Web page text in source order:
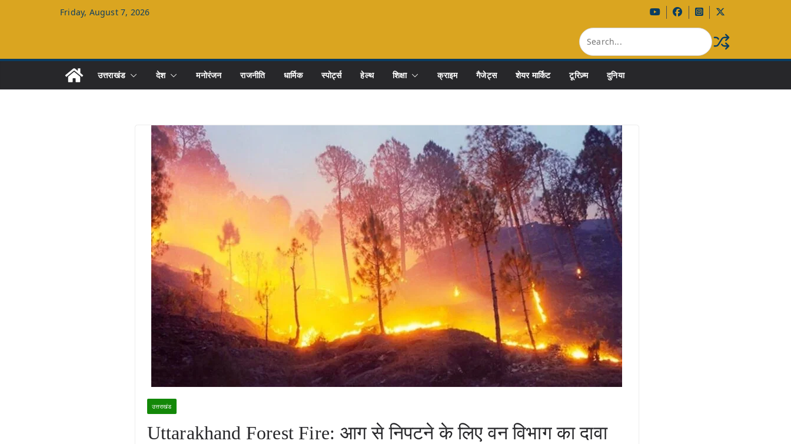
Friday, August 7, 2026
उत्तराखंड देश मनोरंजन राजनीति धार्मिक स्पोर्ट्स हेल्थ शिक्षा क्राइम गैजेट्स शेयर मार्किट टूरिज़्म दुनिया
उत्तराखंड
Uttarakhand Forest Fire: आग से निपटने के लिए वन विभाग का दावा